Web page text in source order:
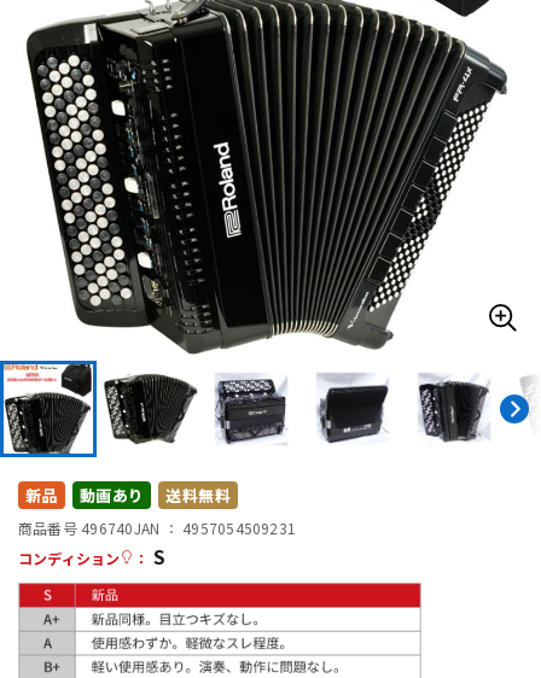
キーボード 電子ピアノ
管楽器 その他楽器
アンプ エフェクター
DJ機器 DTM
DTM オンライン納品 レコーディング機器
中古
新品 動画あり 送料無料
商品番号 496740JAN ： 4957054509231
コンディション
： S